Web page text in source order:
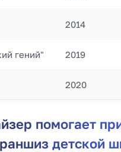
2014
гений" 2019
2020
помогает
детской